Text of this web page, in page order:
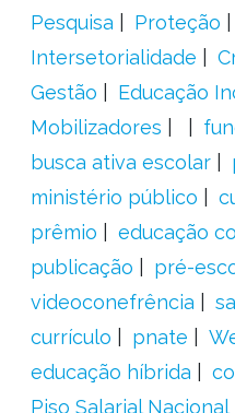
Pesquisa
Proteção
Intersetorialidade
Gestão
Educação
Mobilizadores
busca ativa escolar
ministério público
prêmio
educação
publicação
pré-
videoconefrência
currículo
pnate
educação híbrida
Piso Salarial Nacional